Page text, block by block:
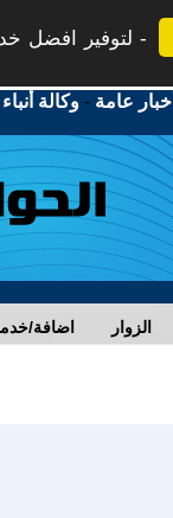
لتوفير افضل
أخبار عامة -وكالة
اضافة/ الزوار